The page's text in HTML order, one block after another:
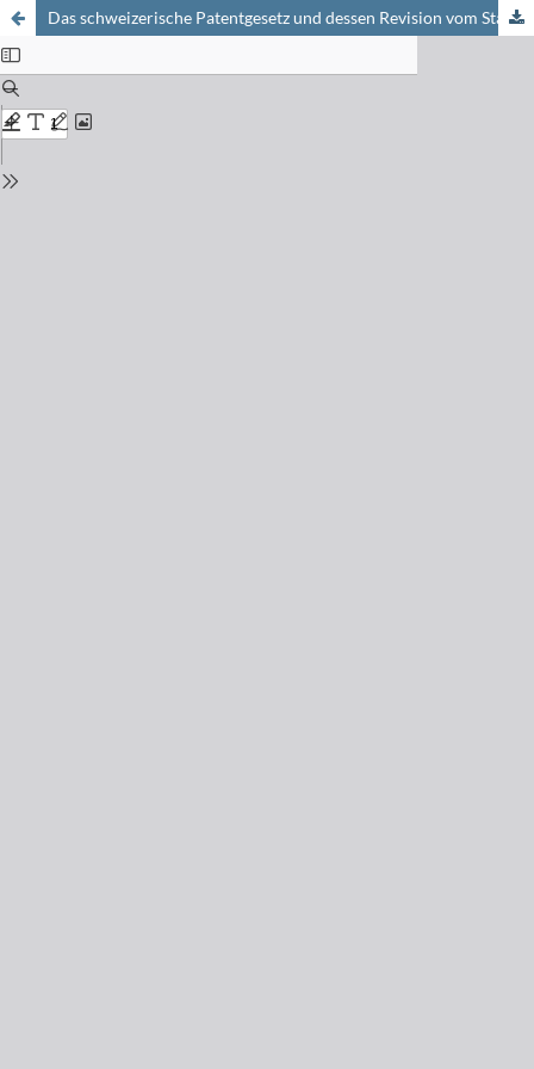
Das schweizerische Patentgesetz und dessen Revision vom Standpunkt der chemischen Industrie